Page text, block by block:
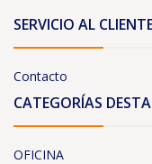
SERVICIO AL
Contacto
CATEGORÍAS
OFICINA